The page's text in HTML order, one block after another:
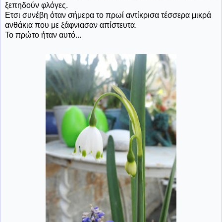
ξεπηδούν φλόγες.
Ετσι συνέβη όταν σήμερα το πρωί αντίκρισα τέσσερα μικρά
ανθάκια που με ξάφνιασαν απίστευτα.
Το πρώτο ήταν αυτό...